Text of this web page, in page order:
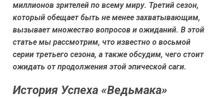
миллионов зрителей по всему миру. Третий сезон,
который обещает быть не менее захватывающим,
вызывает множество вопросов и ожиданий. В этой
статье мы рассмотрим, что известно о восьмой
серии третьего сезона, а также обсудим, чего стоит
ожидать от продолжения этой эпической саги.
История Успеха «Ведьмака»